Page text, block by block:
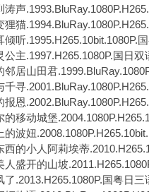
涛声
狸猫
倾听.1995.H265.10bit.1080P.
公主.1997.H265.1080P.国日
邻居山田君
千寻
报恩
的移动城堡
的波妞
西的小人阿莉埃蒂
人盛开的山坡
了.2013.H265.1080P.国粤日